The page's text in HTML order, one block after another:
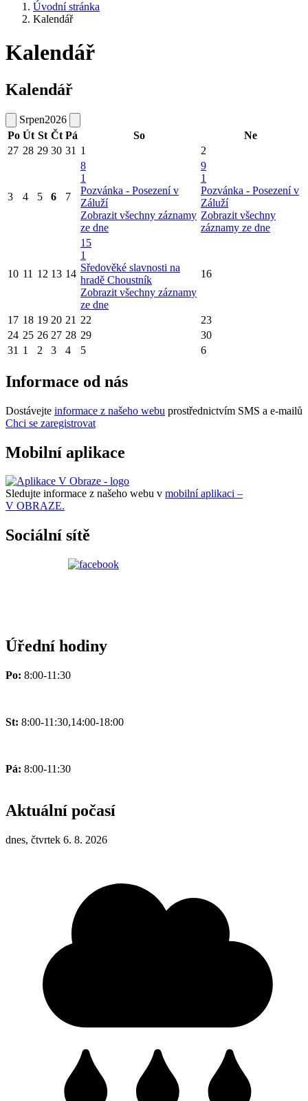
Úvodní stránka
Kalendář
Kalendář
Kalendář
Srpen2026
Po Út St Čt Pá So
Ne
27 28 29 30 31 1 2
3 4 5 6 7
8
1
Pozvánka - Posezení v
Záluží
Zobrazit všechny záznamy
ze dne
9
1
Pozvánka - Posezení v
Záluží
Zobrazit všechny
záznamy ze dne
10 11 12 13 14
15
1
Sředověké slavnosti na
hradě Choustník
Zobrazit všechny záznamy
ze dne
16
17 18 19 20 21 22
23
24 25 26 27 28 29
30
31 1 2 3 4 5 6
Informace od nás
Dostávejte informace z našeho webu prostřednictvím SMS a e-mailů
Chci se zaregistrovat
Mobilní aplikace
Sledujte informace z našeho webu v mobilní aplikaci –
V OBRAZE.
Sociální sítě
Úřední hodiny
Po: 8:00-11:30
St: 8:00-11:30,14:00-18:00
Pá: 8:00-11:30
Aktuální počasí
dnes, čtvrtek 6. 8. 2026